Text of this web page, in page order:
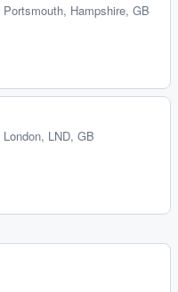
Portsmouth, Hampshire, GB
London, LND, GB